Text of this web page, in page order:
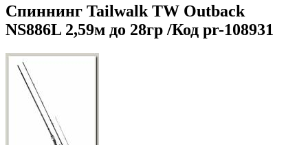
Спиннинг Tailwalk TW Outback
NS886L 2,59м до 28гр /Код pr-108931